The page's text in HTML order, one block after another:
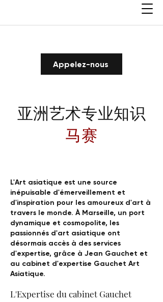
Appelez-nous
亚洲艺术专业知识
马赛
L'Art asiatique est une source
inépuisable d'émerveillement et
d'inspiration pour les amoureux d'art à
travers le monde. À Marseille, un port
dynamique et cosmopolite, les
passionnés d'art asiatique ont
désormais accès à des services
d'expertise, grâce à Jean Gauchet et
au cabinet d'expertise Gauchet Art
Asiatique.
L'Expertise du cabinet Gauchet